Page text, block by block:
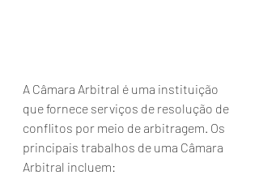
A Câmara Arbitral é uma instituição
que fornece serviços de resolução de
conflitos por meio de arbitragem. Os
principais trabalhos de uma Câmara
Arbitral incluem: